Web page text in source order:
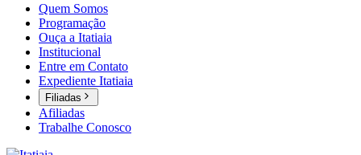
Quem Somos
Programação
Ouça a Itatiaia
Institucional
Entre em Contato
Expediente Itatiaia
Filiadas
Afiliadas
Trabalhe Conosco